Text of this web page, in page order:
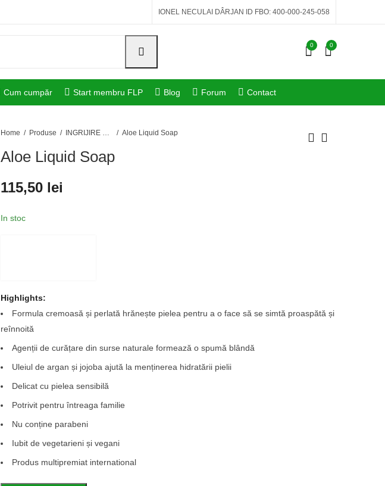
IONEL NECULAI DÂRJAN ID FBO: 400-000-245-058
0 0
Cum cumpăr Start membru FLP Blog Forum Contact
Home Produse INGRIJIRE PERSONALĂ Aloe Liquid Soap
Aloe Liquid Soap
115,50 lei
In stoc
Highlights:
Formula cremoasă și perlată hrănește pielea pentru a o face să se simtă proaspătă și
reînnoită
Agenții de curățare din surse naturale formează o spumă blândă
Uleiul de argan și jojoba ajută la menținerea hidratării pielii
Delicat cu pielea sensibilă
Potrivit pentru întreaga familie
Nu conține parabeni
Iubit de vegetarieni și vegani
Produs multipremiat international